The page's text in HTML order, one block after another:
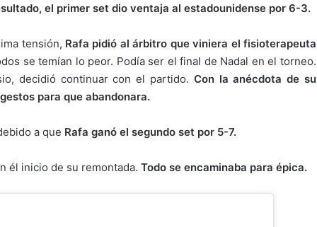
el primer set dio ventaja al estadounidense por 6-3.
tensión, Rafa pidió al árbitro que viniera el fisioterapeuta
se temían lo peor. Podía ser el final de Nadal en el torneo.
decidió continuar con el partido. Con la anécdota de su
para que abandonara.
a que Rafa ganó el segundo set por 5-7.
él inicio de su remontada. Todo se encaminaba para épica.